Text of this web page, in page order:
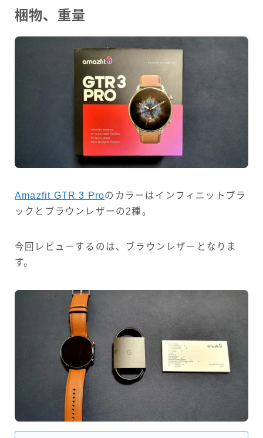
梱物、重量
Amazfit GTR 3 Proのカラーはインフィニットブラ
ックとブラウンレザーの2種。
今回レビューするのは、ブラウンレザーとなりま
す。